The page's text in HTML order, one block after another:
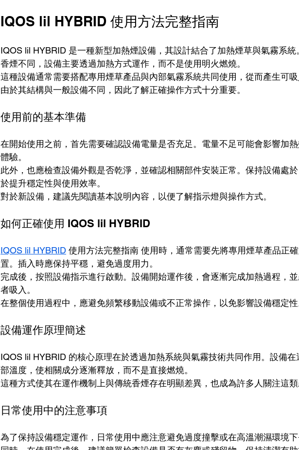
IQOS lil HYBRID 使用方法完整指南
IQOS lil HYBRID 是一種新型加熱煙設備，其設計結合了加熱煙草與氣霧系統
香煙不同，設備主要透過加熱方式運作，而不是使用明火燃燒。
這種設備通常需要搭配專用煙草產品與內部氣霧系統共同使用，從而產生可吸
由於其結構與一般設備不同，因此了解正確操作方式十分重要。
使用前的基本準備
在開始使用之前，首先需要確認設備電量是否充足。電量不足可能會影響加
體驗。
此外，也應檢查設備外觀是否乾淨，並確認相關部件安裝正常。保持設備處
於提升穩定性與使用效率。
對於新設備，建議先閱讀基本說明內容，以便了解指示燈與操作方式。
如何正確使用 IQOS lil HYBRID
IQOS lil HYBRID 使用方法完整指南 使用時，通常需要先將專用煙草產品正
置。插入時應保持平穩，避免過度用力。
完成後，按照設備指示進行啟動。設備開始運作後，會逐漸完成加熱過程，
者吸入。
在整個使用過程中，應避免頻繁移動設備或不正常操作，以免影響設備穩定性
設備運作原理簡述
IQOS lil HYBRID 的核心原理在於透過加熱系統與氣霧技術共同作用。設備在
部溫度，使相關成分逐漸釋放，而不是直接燃燒。
這種方式使其在運作機制上與傳統香煙存在明顯差異，也成為許多人關注這
日常使用中的注意事項
為了保持設備穩定運作，日常使用中應注意避免過度撞擊或在高溫潮濕環境下